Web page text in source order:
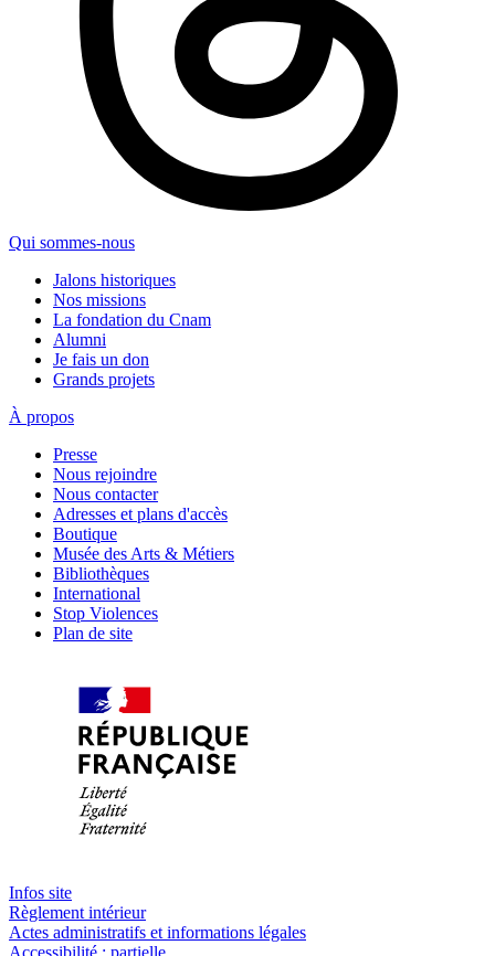
Qui sommes-nous
Jalons historiques
Nos missions
La fondation du Cnam
Alumni
Je fais un don
Grands projets
À propos
Presse
Nous rejoindre
Nous contacter
Adresses et plans d'accès
Boutique
Musée des Arts & Métiers
Bibliothèques
International
Stop Violences
Plan de site
Infos site
Règlement intérieur
Actes administratifs et informations légales
Accessibilité : partielle